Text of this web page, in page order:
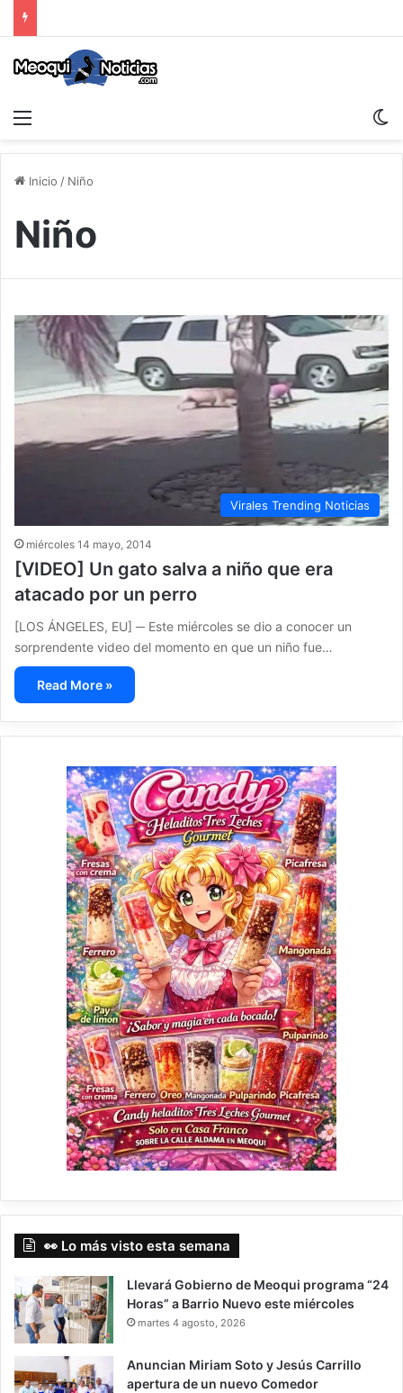
Inicio / Niño
Niño
Virales Trending Noticias
miércoles 14 mayo, 2014
[VIDEO] Un gato salva a niño que era
atacado por un perro
[LOS ÁNGELES, EU] ─ Este miércoles se dio a conocer un
sorprendente video del momento en que un niño fue…
Read More »
👀 Lo más visto esta semana
Llevará Gobierno de Meoqui programa “24
Horas” a Barrio Nuevo este miércoles
martes 4 agosto, 2026
Anuncian Miriam Soto y Jesús Carrillo
apertura de un nuevo Comedor